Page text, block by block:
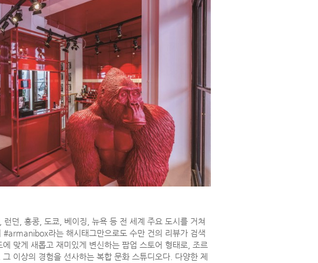
던, 홍콩, 도쿄, 베이징, 뉴욕 등 전 세계 주요 도시를 거쳐
라는 해시태그만으로도 수만 건의 리뷰가 검색
맞게 새롭고 재미있게 변신하는 팝업 스토어 형태로, 조르
이상의 경험을 선사하는 복합 문화 스튜디오다. 다양한 제